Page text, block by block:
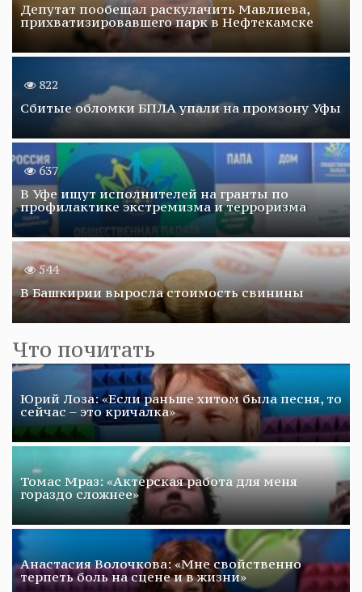
Депутат пообещал раскулачить Мавлиева,
прихватизировавшего парк в Нефтекамске
822
Сбитые обломки БПЛА упали на промзону Уфы
637
В Уфе ищут исполнителей на гранты по
профилактике экстремизма и терроризма
544
В Башкирии выросла стоимость свинины
Что почитать
Юрий Лоза: «Если раньше хитом была песня, то
сейчас – это кричалка»
Томас Мраз: «Актерская работа для меня
гораздо сложнее»
Анастасия Волочкова: «Мне свойственно
терпеть боль на сцене и в жизни»